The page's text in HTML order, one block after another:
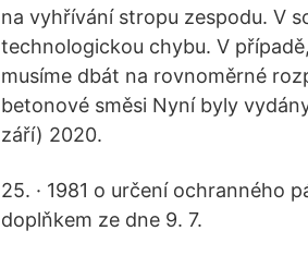
na vyhřívání stropu zespodu. V
technologickou chybu. V
musíme dbát na rovnoměrné
betonové směsi Nyní byly
září) 2020.
25. · 1981 o určení ochranného
doplňkem ze dne 9. 7.